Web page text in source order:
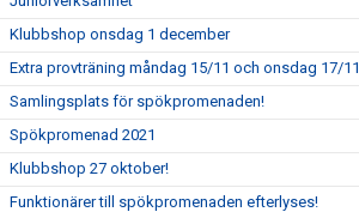
Klubbshop onsdag 1 december
Extra provträning måndag 15/11 och onsdag 17/11
Samlingsplats för spökpromenaden!
Spökpromenad 2021
Klubbshop 27 oktober!
Funktionärer till spökpromenaden efterlyses!